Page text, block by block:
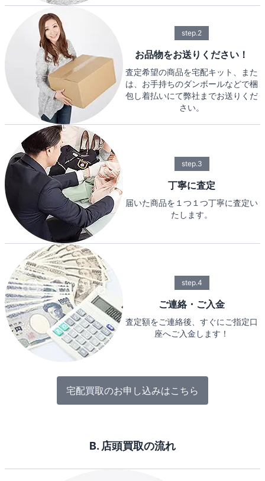
step.2
お品物をお送りください！
査定希望の商品を宅配キット、また
は、お手持ちのダンボールなどで梱
包し着払いにて弊社までお送りくだ
さい。
step.3
丁寧に査定
届いた商品を１つ１つ丁寧に査定い
たします。
step.4
ご連絡・ご入金
査定額をご連絡後、すぐにご指定口
座へご入金します！
宅配買取のお申し込みはこちら
B. 店頭買取の流れ